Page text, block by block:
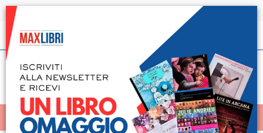
Spedizione in 24h per tutti i libri disponibili
Italiano
< Home
MENÙ